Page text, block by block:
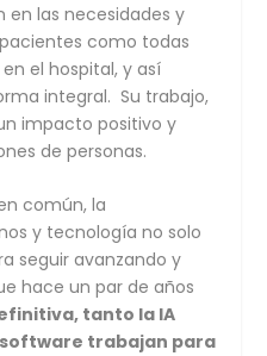
en las necesidades y
como todas
el hospital, y así
integral. Su trabajo,
impacto positivo y
de personas.
común, la
y tecnología no solo
seguir avanzando y
hace un par de años
tanto la IA
trabajan para